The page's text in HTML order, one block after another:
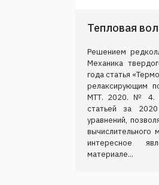
Тепловая
Решением
Механика
года статья
релаксирующим
МТТ. 2020. № 4.
статьей за
уравнений,
вычислительного
интересное
материале...